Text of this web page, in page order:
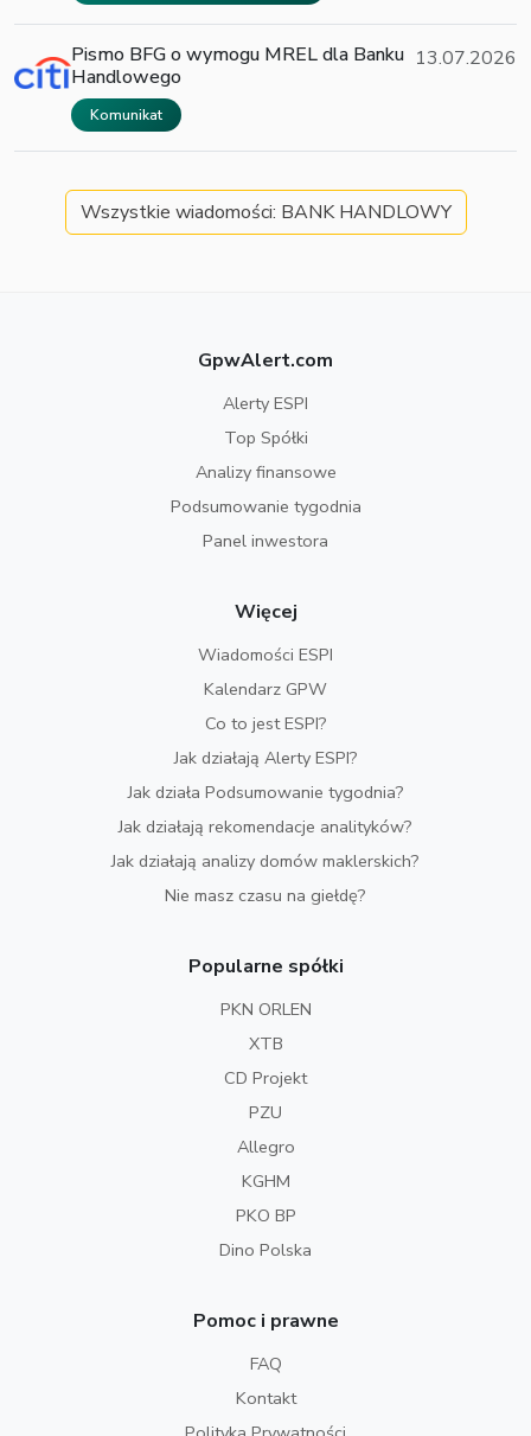
Pismo BFG o wymogu MREL dla Banku
Handlowego
Komunikat
13.07.2026
Wszystkie wiadomości: BANK HANDLOWY
GpwAlert.com
Alerty ESPI
Top Spółki
Analizy finansowe
Podsumowanie tygodnia
Panel inwestora
Więcej
Wiadomości ESPI
Kalendarz GPW
Co to jest ESPI?
Jak działają Alerty ESPI?
Jak działa Podsumowanie tygodnia?
Jak działają rekomendacje analityków?
Jak działają analizy domów maklerskich?
Nie masz czasu na giełdę?
Popularne spółki
PKN ORLEN
XTB
CD Projekt
PZU
Allegro
KGHM
PKO BP
Dino Polska
Pomoc i prawne
FAQ
Kontakt